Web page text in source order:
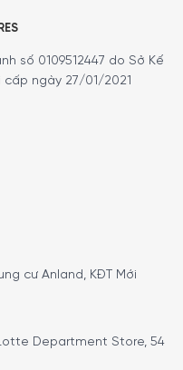
nắp đậy kín ngăn các
Eco Respect Noir
nhàng hơn rất nhiều.
sản phẩm.
Minh House sẽ
quý khách.
số 0109512447 do Sở Kế
ngày 27/01/2021
cư Anland, KĐT Mới
Department Store, 54